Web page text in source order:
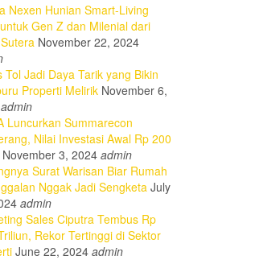
Nexen Hunian Smart-Living
Gen Z dan Milenial dari
November 22, 2024
Tol Jadi Daya Tarik yang Bikin
Properti Melirik November 6,
admin
Luncurkan Summarecon
Nilai Investasi Awal Rp 200
November 3, 2024 admin
Surat Warisan Biar Rumah
Nggak Jadi Sengketa July
admin
Sales Ciputra Tembus Rp
Rekor Tertinggi di Sektor
June 22, 2024 admin